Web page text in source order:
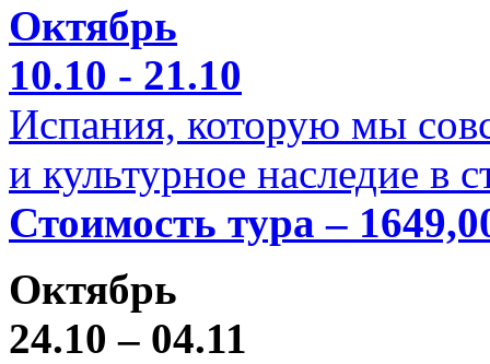
Октябрь
10.10 - 21.10
Испания, которую мы
и культурное наследие в
Стоимость тура –
Октябрь
24.10 – 04.11